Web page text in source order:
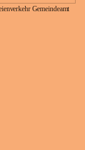
Gemeindeamt